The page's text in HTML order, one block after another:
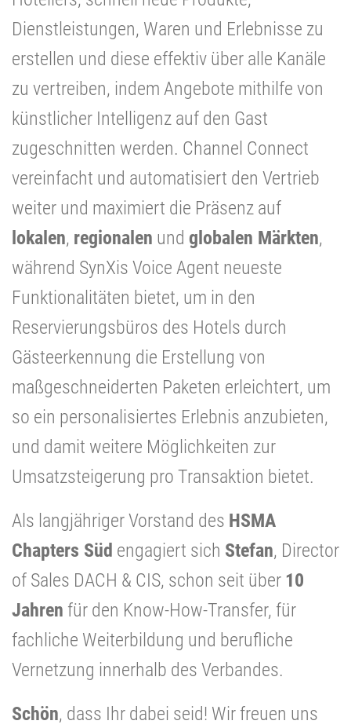
Dienstleistungen, Waren und Erlebnisse zu
erstellen und diese effektiv über alle Kanäle
zu vertreiben, indem Angebote mithilfe von
künstlicher Intelligenz auf den Gast
zugeschnitten werden. Channel Connect
vereinfacht und automatisiert den Vertrieb
weiter und maximiert die Präsenz auf
lokalen, regionalen und globalen Märkten,
während SynXis Voice Agent neueste
Funktionalitäten bietet, um in den
Reservierungsbüros des Hotels durch
Gästeerkennung die Erstellung von
maßgeschneiderten Paketen erleichtert, um
so ein personalisiertes Erlebnis anzubieten,
und damit weitere Möglichkeiten zur
Umsatzsteigerung pro Transaktion bietet.
Als langjähriger Vorstand des HSMA
Chapters Süd engagiert sich Stefan, Director
of Sales DACH & CIS, schon seit über 10
Jahren für den Know-How-Transfer, für
fachliche Weiterbildung und berufliche
Vernetzung innerhalb des Verbandes.
Schön, dass Ihr dabei seid! Wir freuen uns